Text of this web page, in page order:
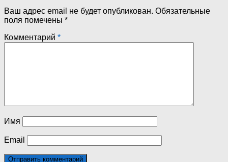
Ваш адрес email не будет опубликован. Обязательные
поля помечены *
Комментарий *
Имя
Email